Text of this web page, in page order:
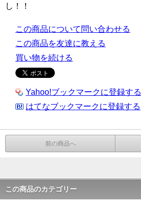
この商品について問い合わせる
この商品を友達に教える
買い物を続ける
Yahoo!ブックマークに登録する
はてなブックマークに登録する
前の商品へ
この商品のカテゴリー